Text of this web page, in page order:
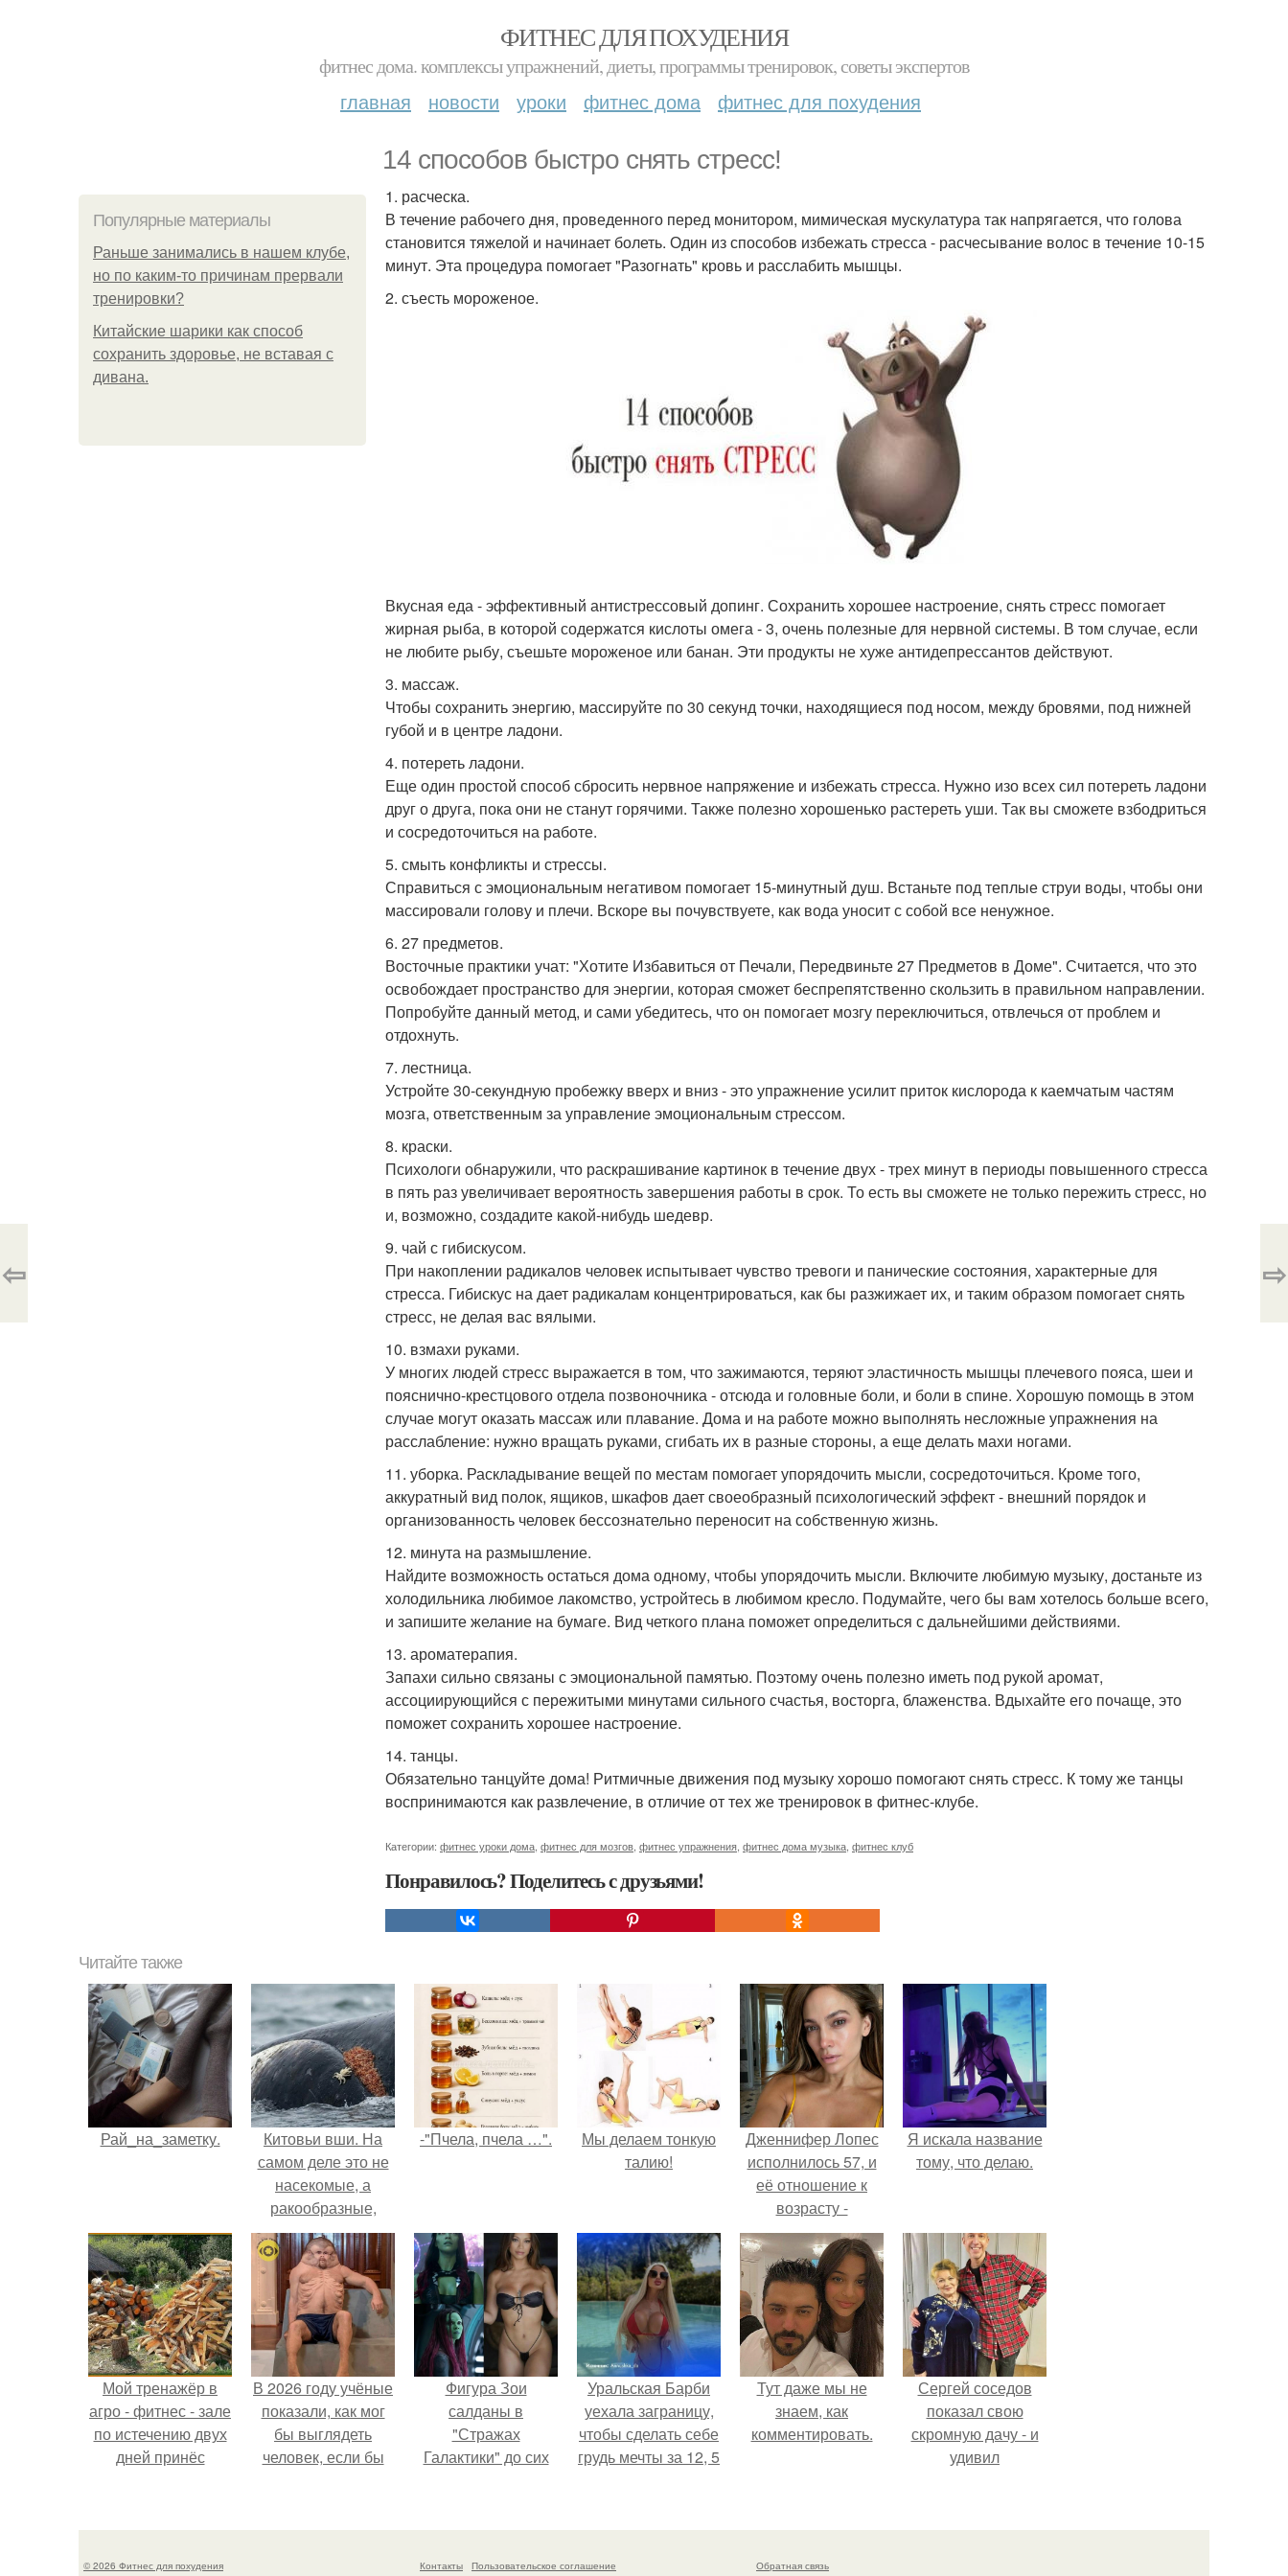
ФИТНЕС ДЛЯ ПОХУДЕНИЯ
фитнес дома. комплексы упражнений, диеты, программы тренировок, советы экспертов
главная новости уроки фитнес дома фитнес для похудения
14 способов быстро снять стресс!
Популярные материалы
Раньше занимались в нашем клубе,
но по каким-то причинам прервали
тренировки?
Китайские шарики как способ
сохранить здоровье, не вставая с
дивана.
1. расческа.
В течение рабочего дня, проведенного перед монитором, мимическая мускулатура так напрягается, что голова
становится тяжелой и начинает болеть. Один из способов избежать стресса - расчесывание волос в течение 10-15
минут. Эта процедура помогает "Разогнать" кровь и расслабить мышцы.
2. съесть мороженое.
Вкусная еда - эффективный антистрессовый допинг. Сохранить хорошее настроение, снять стресс помогает
жирная рыба, в которой содержатся кислоты омега - 3, очень полезные для нервной системы. В том случае, если
не любите рыбу, съешьте мороженое или банан. Эти продукты не хуже антидепрессантов действуют.
3. массаж.
Чтобы сохранить энергию, массируйте по 30 секунд точки, находящиеся под носом, между бровями, под нижней
губой и в центре ладони.
4. потереть ладони.
Еще один простой способ сбросить нервное напряжение и избежать стресса. Нужно изо всех сил потереть ладони
друг о друга, пока они не станут горячими. Также полезно хорошенько растереть уши. Так вы сможете взбодриться
и сосредоточиться на работе.
5. смыть конфликты и стрессы.
Справиться с эмоциональным негативом помогает 15-минутный душ. Встаньте под теплые струи воды, чтобы они
массировали голову и плечи. Вскоре вы почувствуете, как вода уносит с собой все ненужное.
6. 27 предметов.
Восточные практики учат: "Хотите Избавиться от Печали, Передвиньте 27 Предметов в Доме". Считается, что это
освобождает пространство для энергии, которая сможет беспрепятственно скользить в правильном направлении.
Попробуйте данный метод, и сами убедитесь, что он помогает мозгу переключиться, отвлечься от проблем и
отдохнуть.
7. лестница.
Устройте 30-секундную пробежку вверх и вниз - это упражнение усилит приток кислорода к каемчатым частям
мозга, ответственным за управление эмоциональным стрессом.
8. краски.
Психологи обнаружили, что раскрашивание картинок в течение двух - трех минут в периоды повышенного стресса
в пять раз увеличивает вероятность завершения работы в срок. То есть вы сможете не только пережить стресс, но
и, возможно, создадите какой-нибудь шедевр.
9. чай с гибискусом.
При накоплении радикалов человек испытывает чувство тревоги и панические состояния, характерные для
стресса. Гибискус на дает радикалам концентрироваться, как бы разжижает их, и таким образом помогает снять
стресс, не делая вас вялыми.
10. взмахи руками.
У многих людей стресс выражается в том, что зажимаются, теряют эластичность мышцы плечевого пояса, шеи и
пояснично-крестцового отдела позвоночника - отсюда и головные боли, и боли в спине. Хорошую помощь в этом
случае могут оказать массаж или плавание. Дома и на работе можно выполнять несложные упражнения на
расслабление: нужно вращать руками, сгибать их в разные стороны, а еще делать махи ногами.
11. уборка. Раскладывание вещей по местам помогает упорядочить мысли, сосредоточиться. Кроме того,
аккуратный вид полок, ящиков, шкафов дает своеобразный психологический эффект - внешний порядок и
организованность человек бессознательно переносит на собственную жизнь.
12. минута на размышление.
Найдите возможность остаться дома одному, чтобы упорядочить мысли. Включите любимую музыку, достаньте из
холодильника любимое лакомство, устройтесь в любимом кресло. Подумайте, чего бы вам хотелось больше всего,
и запишите желание на бумаге. Вид четкого плана поможет определиться с дальнейшими действиями.
13. ароматерапия.
Запахи сильно связаны с эмоциональной памятью. Поэтому очень полезно иметь под рукой аромат,
ассоциирующийся с пережитыми минутами сильного счастья, восторга, блаженства. Вдыхайте его почаще, это
поможет сохранить хорошее настроение.
14. танцы.
Обязательно танцуйте дома! Ритмичные движения под музыку хорошо помогают снять стресс. К тому же танцы
воспринимаются как развлечение, в отличие от тех же тренировок в фитнес-клубе.
Категории: фитнес уроки дома фитнес для мозгов фитнес упражнения фитнес дома музыка фитнес клуб
Понравилось? Поделитесь с друзьями!
⇦ ⇨
Читайте также
Рай_на_заметку.
Китовьи вши. На
самом деле это не
насекомые, а
ракообразные,
относящиеся к
бокоплавам.
-"Пчела, пчела …".
Мы делаем тонкую
талию!
Дженнифер Лопес
исполнилось 57, и
её отношение к
возрасту -
настоящий
манифест
уверенности: "не
говорите, что я
отлично выгляжу
для 57.
Я искала название
тому, что делаю.
Мой тренажёр в
агро - фитнес - зале
по истечению двух
дней принёс
В 2026 году учёные
показали, как мог
бы выглядеть
человек, если бы
специально для
Фигура Зои
салданы в
"Стражах
Галактики" до сих
Уральская Барби
уехала заграницу,
чтобы сделать себе
грудь мечты за 12, 5
Тут даже мы не
знаем, как
комментировать.
Сергей соседов
показал свою
скромную дачу - и
удивил
© 2026 Фитнес для похудения Контакты Пользовательское соглашение Обратная связь